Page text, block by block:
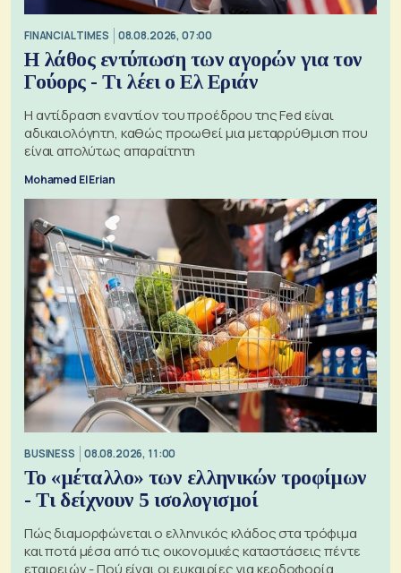
FINANCIAL TIMES 08.08.2026, 07:00
Η λάθος εντύπωση των αγορών για τον
Γούορς - Τι λέει ο Ελ Εριάν
Η αντίδραση εναντίον του προέδρου της Fed είναι
αδικαιολόγητη, καθώς προωθεί μια μεταρρύθμιση που
είναι απολύτως απαραίτητη
Mohamed El Erian
BUSINESS 08.08.2026, 11:00
Το «μέταλλο» των ελληνικών τροφίμων
- Τι δείχνουν 5 ισολογισμοί
Πώς διαμορφώνεται ο ελληνικός κλάδος στα τρόφιμα
και ποτά μέσα από τις οικονομικές καταστάσεις πέντε
εταιρειών - Πού είναι οι ευκαιρίες για κερδοφορία